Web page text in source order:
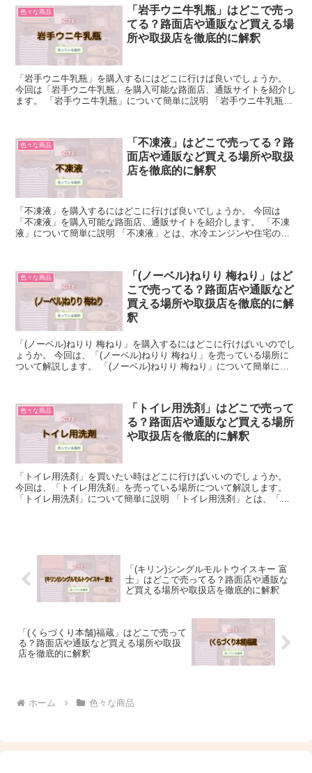
色々な商品
「岩手ウニ牛乳瓶」はどこで売っ
てる？路面店や通販など買える場
所や取扱店を徹底的に解釈
「岩手ウニ牛乳瓶」を購入するにはどこに行けば良いでしょうか。
今回は「岩手ウニ牛乳瓶」を購入可能な路面店、通販サイトを紹介し
ます。 「岩手ウニ牛乳瓶」について簡単に説明 「岩手ウニ牛乳瓶」
色々な商品
「不凍液」はどこで売ってる？路
面店や通販など買える場所や取扱
店を徹底的に解釈
「不凍液」を購入するにはどこに行けば良いでしょうか。 今回は
「不凍液」を購入可能な路面店、通販サイトを紹介します。 「不凍
液」について簡単に説明 「不凍液」とは、水冷エンジンや住宅の暖
色々な商品
「(ノーベル)ねりり 梅ねり」はど
こで売ってる？路面店や通販など
買える場所や取扱店を徹底的に解
釈
「(ノーベル)ねりり 梅ねり」を購入するにはどこに行けばいいのでし
ょうか。 今回は、「(ノーベル)ねりり 梅ねり」を売っている場所に
ついて解説します。 「(ノーベル)ねりり 梅ねり」について簡単に説
色々な商品
「トイレ用洗剤」はどこで売って
る？路面店や通販など買える場所
や取扱店を徹底的に解釈
「トイレ用洗剤」を買いたい時はどこに行けばいいのでしょうか。
今回は、「トイレ用洗剤」を売っている場所について解説します。
「トイレ用洗剤」について簡単に説明 「トイレ用洗剤」とは、「ト
「(キリン)シングルモルトウイスキー 富
士」はどこで売ってる？路面店や通販な
ど買える場所や取扱店を徹底的に解釈
「(くらづくり本舗)福蔵」はどこで売って
る？路面店や通販など買える場所や取扱
店を徹底的に解釈
ホーム 色々な商品